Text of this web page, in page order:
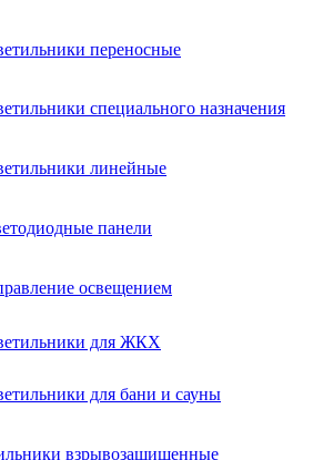
переносные
специального назначения
линейные
панели
освещением
для ЖКХ
для бани и сауны
взрывозащищенные